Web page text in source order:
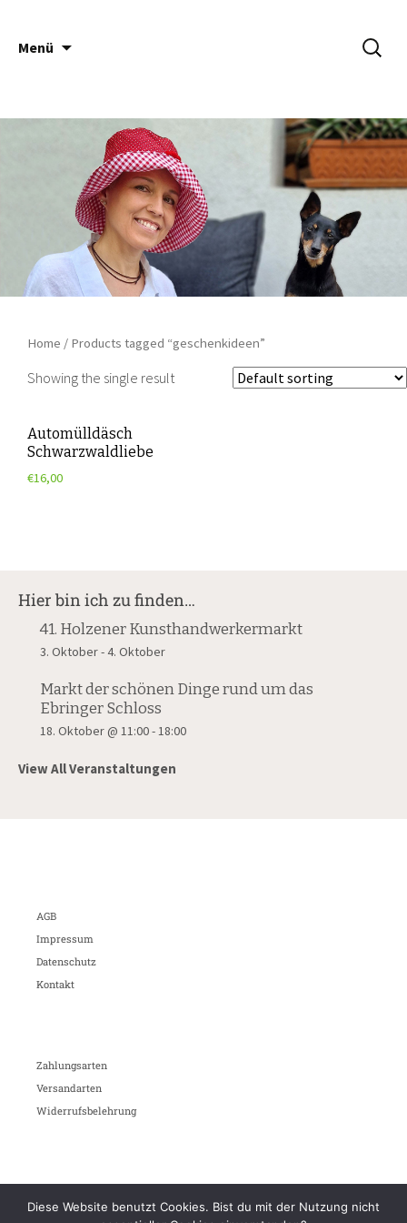
Häsch ä Däsch
Menü
nach:
Home / Products tagged “geschenkideen”
Showing the single result
Automülldäsch
Schwarzwaldliebe
€16,00
Hier bin ich zu finden…
41. Holzener Kunsthandwerkermarkt
3. Oktober-4. Oktober
Markt der schönen Dinge rund um das
Ebringer Schloss
18. Oktober @ 11:00-18:00
View All Veranstaltungen
AGB
Impressum
Datenschutz
Kontakt
Zahlungsarten
Versandarten
Widerrufsbelehrung
Diese Website benutzt Cookies. Bist du mit der Nutzung nicht